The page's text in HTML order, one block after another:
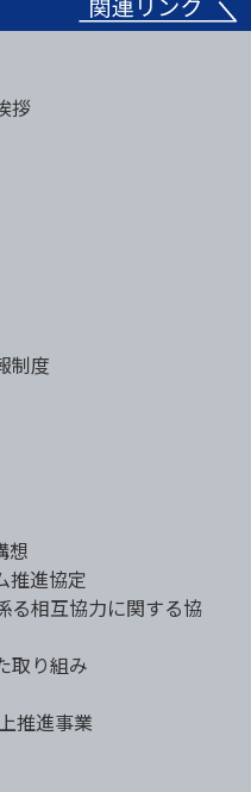
拶
制度
想
推進協定
る相互協力に関する協
取り組み
推進事業